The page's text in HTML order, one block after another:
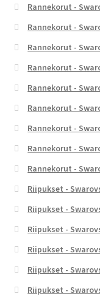
Rannekorut -
Rannekorut -
Rannekorut -
Rannekorut -
Rannekorut -
Rannekorut -
Rannekorut -
Rannekorut -
Rannekorut -
Riipukset -
Riipukset -
Riipukset -
Riipukset -
Riipukset -
Riipukset -